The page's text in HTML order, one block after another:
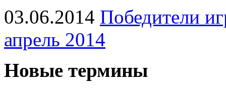
03.06.2014 Победители
апрель 2014
Новые термины